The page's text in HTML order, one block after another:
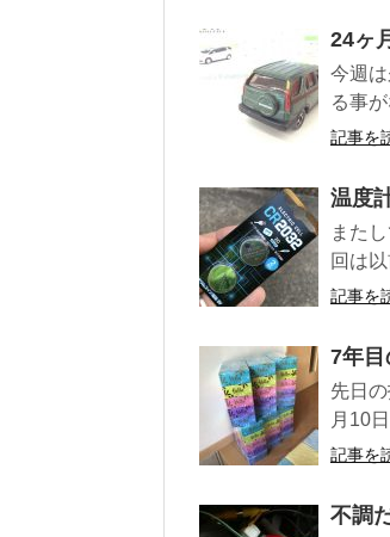
24ヶ
今週
る事
記事を
温度
また
回は
記事を
7年目
先日
月10
記事を
不調